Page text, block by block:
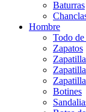
Baturras
Hombre
Todo
Zapatos
Botines